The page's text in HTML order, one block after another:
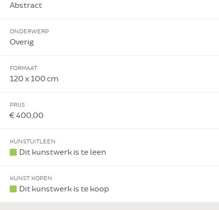
Abstract
ONDERWERP
Overig
FORMAAT
120 x 100 cm
PRIJS
€ 400,00
KUNSTUITLEEN
Dit kunstwerk is te leen
KUNST KOPEN
Dit kunstwerk is te koop